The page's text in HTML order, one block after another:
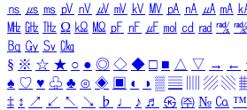
㎱ ㎲ ㎳ ㎴ ㎵ ㎶ ㎷ ㎸ ㎹ ㎀ ㎁ ㎂ ㎃
㎒ ㎓ ㎔ Ω ㏀ ㏁ ㎊ ㎋ ㎌ ㏖ ㏅ ㎭ ㎮ ㎯
㏃ ㏉ ㏜ ㏆
§ ※ ☆ ★ ○ ● ◎ ◇ ◆ □ ■ △ ▽ → ←
♠ ♡ ♥ ♧ ♣ ⊙ ◈ ▣ ◐ ◑ ▒ ▤ ▨ ▧
‡ ↕ ↗ ↙ ↖ ↘ ♭ ♩ ♪ ♬ ㉿ ㈜ № ㏇ ™